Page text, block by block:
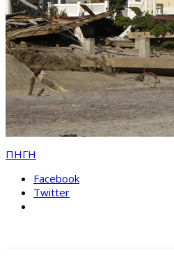
ΠΗΓΗ
Facebook
Twitter